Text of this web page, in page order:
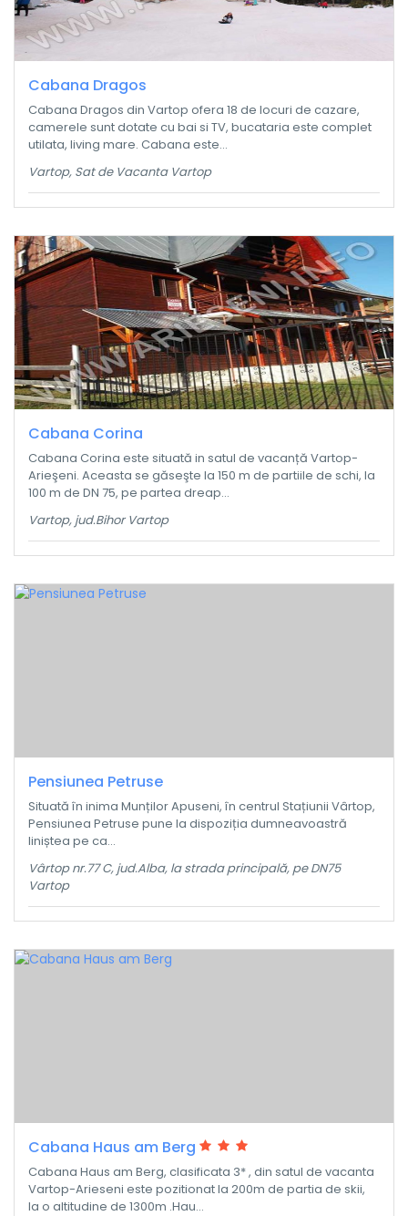
Cabana Dragos
Vartop, Sat de Vacanta Vartop
Cabana Dragos din Vartop ofera 18 de locuri de cazare,
camerele sunt dotate cu bai si TV, bucataria este complet
utilata, living mare. Cabana este...
Cabana Corina
Vartop, jud.Bihor Vartop
Cabana Corina este situată in satul de vacanță Vartop-
Arieşeni. Aceasta se găseşte la 150 m de partiile de schi, la
100 m de DN 75, pe partea dreap...
Pensiunea Petruse
Vârtop nr.77 C, jud.Alba, la strada principală, pe DN75
Vartop
Situată în inima Munților Apuseni, în centrul Stațiunii Vârtop,
Pensiunea Petruse pune la dispoziția dumneavoastră
liniștea pe ca...
Cabana Haus am Berg
Cabana Haus am Berg, clasificata 3* , din satul de vacanta
Vartop-Arieseni este pozitionat la 200m de partia de skii,
la o altitudine de 1300m .Hau...